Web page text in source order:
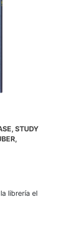
STUDY
librería el